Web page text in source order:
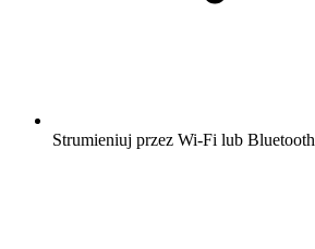
Strumieniuj przez Wi-Fi lub Bluetooth